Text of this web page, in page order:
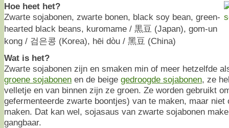
Hoe heet het?
Zwarte sojabonen, zwarte bonen, black soy bean, green-
hearted black beans, kuromame / 黒豆 (Japan), gom-un
kong / 검은콩 (Korea), hēi dòu / 黑豆 (China)
Wat is het?
Zwarte sojabonen zijn en smaken min of meer hetzelfde
groene sojabonen en de beige gedroogde sojabonen, ze
velletje en van binnen zijn ze groen. Ze worden gebruikt
gefermenteerde zwarte boontjes) van te maken, maar niet
maken. Dat kan wel, sojasaus van zwarte sojabonen
gangbaar.